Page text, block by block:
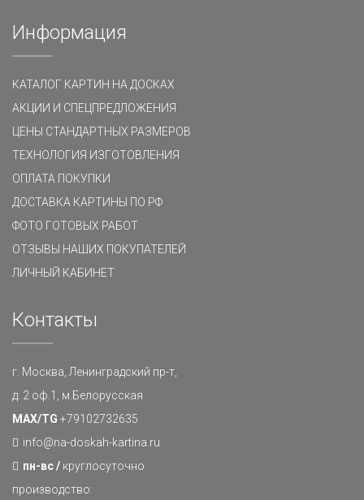
Информация
КАТАЛОГ КАРТИН НА ДОСКАХ
АКЦИИ И СПЕЦПРЕДЛОЖЕНИЯ
ЦЕНЫ СТАНДАРТНЫХ РАЗМЕРОВ
ТЕХНОЛОГИЯ ИЗГОТОВЛЕНИЯ
ОПЛАТА ПОКУПКИ
ДОСТАВКА КАРТИНЫ ПО РФ
ФОТО ГОТОВЫХ РАБОТ
ОТЗЫВЫ НАШИХ ПОКУПАТЕЛЕЙ
ЛИЧНЫЙ КАБИНЕТ
Контакты
г. Москва, Ленинградский пр-т,
д. 2 оф.1, м.Белорусская
MAX/TG +79102732635
info@na-doskah-kartina.ru
пн-вс / круглосуточно
производство: